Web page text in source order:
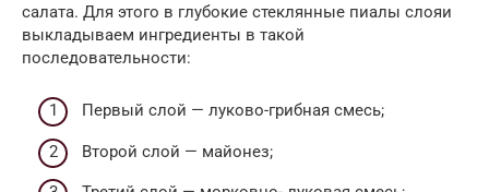
салата. Для этого в глубокие стеклянные пиалы слояи
выкладываем ингредиенты в такой
последовательности:
Первый слой — луково-грибная смесь;
Второй слой — майонез;